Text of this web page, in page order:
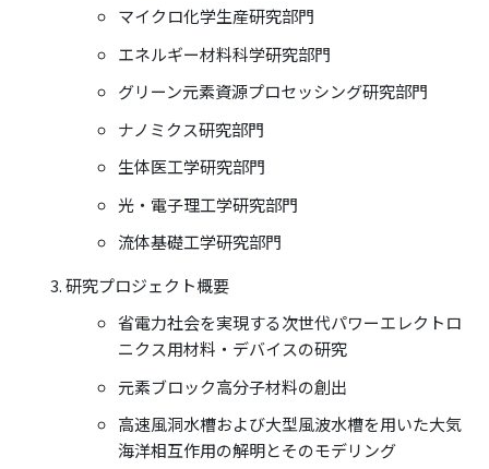
マイクロ化学生産研究部門
エネルギー材料科学研究部門
グリーン元素資源プロセッシング研究部門
ナノミクス研究部門
生体医工学研究部門
光・電子理工学研究部門
流体基礎工学研究部門
研究プロジェクト概要
省電力社会を実現する次世代パワーエレクトロ
ニクス用材料・デバイスの研究
元素ブロック高分子材料の創出
高速風洞水槽および大型風波水槽を用いた大気
海洋相互作用の解明とそのモデリング